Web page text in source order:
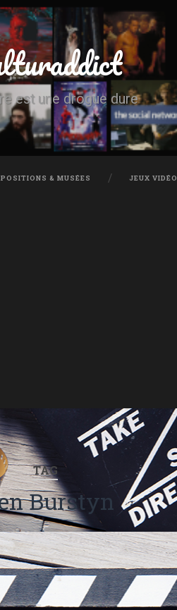
est une drogue dure
& MUSÉES JEUX VIDÉO
TAG
Burstyn